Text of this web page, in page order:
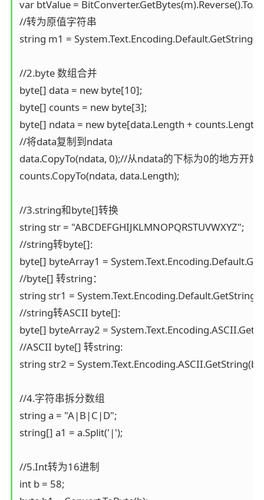
var btValue =
//转为原值字符串
string m1 =
//2.byte 数组合并
byte[] data = new byte[10];
byte[] counts = new byte[3];
byte[] ndata = new byte[data.Length +
//将data复制到ndata
data.CopyTo(ndata, 0);//从ndata的下标为0的地方开始
counts.CopyTo(ndata, data.Length);
//3.string和byte[]转换
string str = "ABCDEFGHIJKLMNOPQRSTUVWXYZ";
//string转byte[]:
byte[] byteArray1 =
//byte[] 转string：
string str1 =
//string转ASCII byte[]:
byte[] byteArray2 =
//ASCII byte[] 转string:
string str2 =
//4.字符串拆分数组
string a = "A|B|C|D";
string[] a1 = a.Split('|');
//5.Int转为16进制
int b = 58;